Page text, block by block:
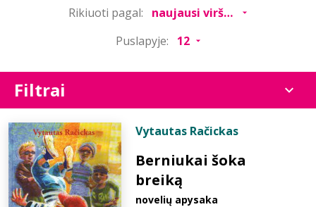
Rikiuoti pagal:
Puslapyje:
Filtrai
Vytautas Račickas
Berniukai šoka
breiką
novelių apysaka